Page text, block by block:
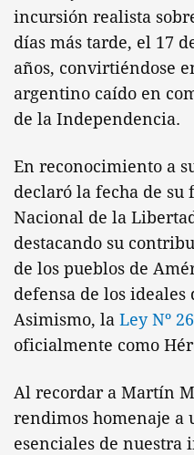
incursión realista
días más tarde, el 17
años, convirtiéndose
argentino caído en
de la Independencia.
En reconocimiento a
declaró la fecha de
Nacional de la
destacando su
de los pueblos de
defensa de los
Asimismo, la Ley Nº
oficialmente como
Al recordar a Martín
rendimos homenaje a
esenciales de nuestra